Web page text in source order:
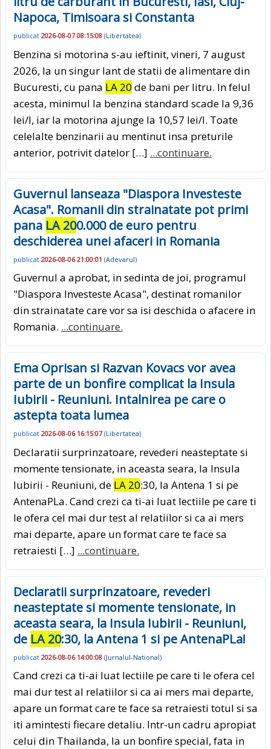
Napoca, Timisoara si Constanta
publicat 2026-08-07 08:15:08 (Libertatea)
Benzina si motorina s-au ieftinit, vineri, 7 august
2026, la un singur lant de statii de alimentare din
Bucuresti, cu pana LA 20 de bani per litru. In felul
acesta, minimul la benzina standard scade la 9,36
lei/l, iar la motorina ajunge la 10,57 lei/l. Toate
celelalte benzinarii au mentinut insa preturile
anterior, potrivit datelor […] ...continuare.
Guvernul lanseaza "Diaspora Investeste
Acasa". Romanii din strainatate pot primi
pana LA 200.000 de euro pentru
deschiderea unei afaceri in Romania
publicat 2026-08-06 21:00:01 (Adevarul)
Guvernul a aprobat, in sedinta de joi, programul
"Diaspora Investeste Acasa", destinat romanilor
din strainatate care vor sa isi deschida o afacere in
Romania. ...continuare.
Ema Oprisan si Razvan Kovacs vor avea
parte de un bonfire complicat la Insula
Iubirii - Reuniuni. Intalnirea pe care o
astepta toata lumea
publicat 2026-08-06 16:15:07(Libertatea)
Declaratii surprinzatoare, revederi neasteptate si
momente tensionate, in aceasta seara, la Insula
Iubirii - Reuniuni, de LA 20:30, la Antena 1 si pe
AntenaPLa. Cand crezi ca ti-ai luat lectiile pe care ti
le ofera cel mai dur test al relatiilor si ca ai mers
mai departe, apare un format care te face sa
retraiesti […] ...continuare.
Declaratii surprinzatoare, revederi
neasteptate si momente tensionate, in
aceasta seara, la Insula Iubirii - Reuniuni,
de LA 20:30, la Antena 1 si pe AntenaPLa!
publicat 2026-08-06 14:00:08 (Jurnalul-National)
Cand crezi ca ti-ai luat lectiile pe care ti le ofera cel
mai dur test al relatiilor si ca ai mers mai departe,
apare un format care te face sa retraiesti totul si sa
iti amintesti fiecare detaliu. Intr-un cadru apropiat
celui din Thailanda, la un bonfire special, fata in